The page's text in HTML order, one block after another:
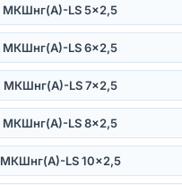
МКШнг(А)-LS 5×2,5
МКШнг(А)-LS 6×2,5
МКШнг(А)-LS 7×2,5
МКШнг(А)-LS 8×2,5
МКШнг(А)-LS 10×2,5